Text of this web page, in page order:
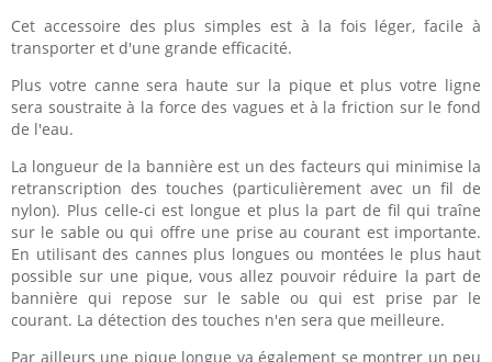
Cet accessoire des plus simples est à la fois léger, facile à
transporter et d'une grande efficacité.
Plus votre canne sera haute sur la pique et plus votre ligne
sera soustraite à la force des vagues et à la friction sur le fond
de l'eau.
La longueur de la bannière est un des facteurs qui minimise la
retranscription des touches (particulièrement avec un fil de
nylon). Plus celle-ci est longue et plus la part de fil qui traîne
sur le sable ou qui offre une prise au courant est importante.
En utilisant des cannes plus longues ou montées le plus haut
possible sur une pique, vous allez pouvoir réduire la part de
bannière qui repose sur le sable ou qui est prise par le
courant. La détection des touches n'en sera que meilleure.
Par ailleurs une pique longue va également se montrer un peu